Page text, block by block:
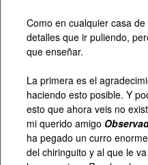
Como en cualquier casa
detalles que ir puliendo,
que enseñar.
La primera es el
haciendo esto posible. Y
esto que ahora veis no
mi querido amigo
ha pegado un curro
del chiringuito y al que le